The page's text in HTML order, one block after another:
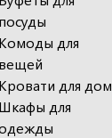
посуды
Комоды для
вещей
Кровати для
Шкафы для